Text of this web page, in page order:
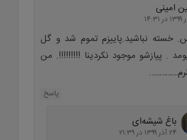
امینی
خسته نباشید.پاییزم تموم شد و گل
. پیازشو موجود نکردینا !!!!!!!!!. من
پاسخ
باغ شیشه‌ای
۲۴ آذر ۱۳۹۹ در ۲۱:۳۹